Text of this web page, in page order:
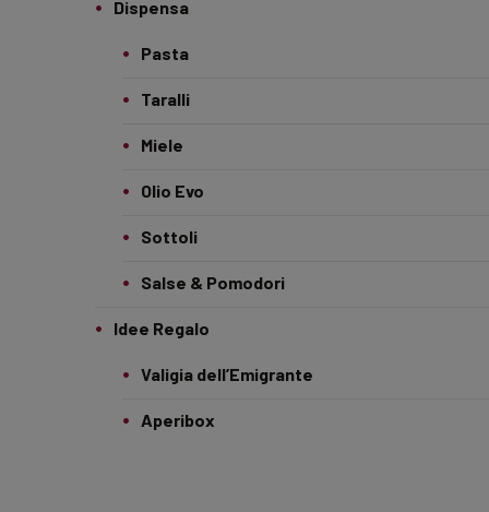
Dispensa
Pasta
Taralli
Miele
Olio Evo
Sottoli
Salse & Pomodori
Idee Regalo
Valigia dell’Emigrante
Aperibox